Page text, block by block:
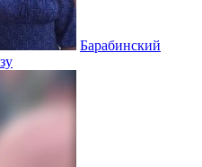
Барабинский